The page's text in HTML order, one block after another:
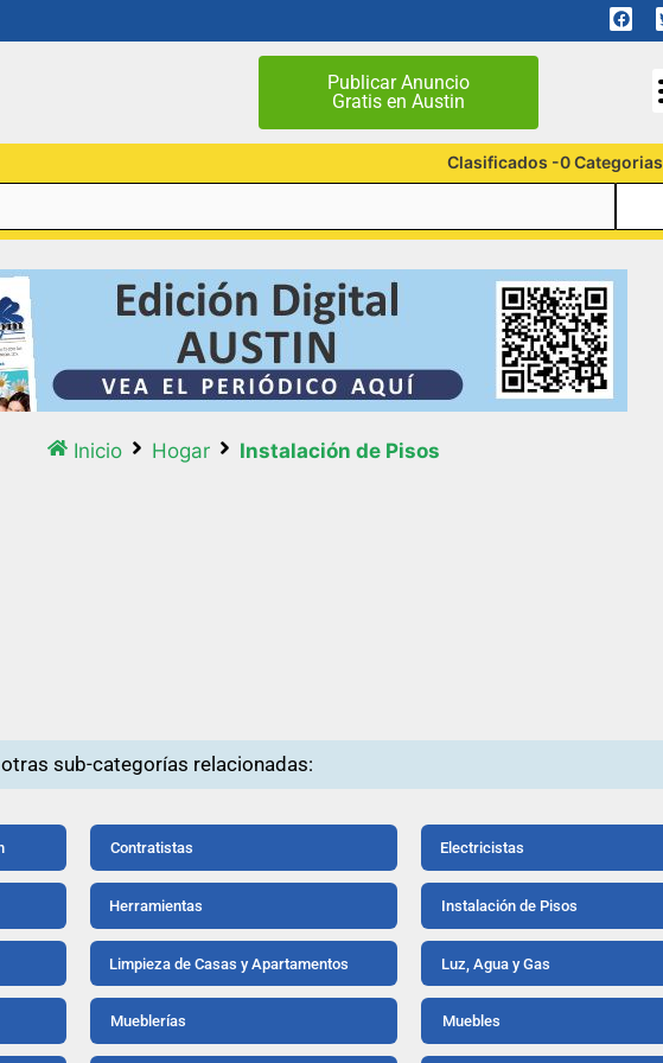
Publicar Anuncio
Gratis en Austin
Clasificados -0 Categorias
Inicio Hogar Instalación de Pisos
sub-categorías relacionadas:
Contratistas
Herramientas
Limpieza de Casas y Apartamentos
Mueblerías
Electricistas
Instalación de Pisos
Luz, Agua y Gas
Muebles